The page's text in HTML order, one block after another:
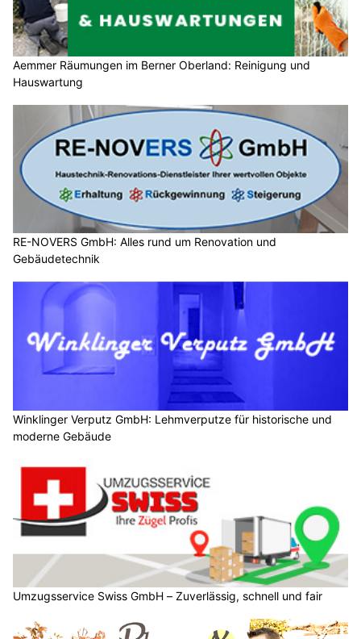
Aemmer Räumungen im Berner Oberland: Reinigung und
Hauswartung
RE-NOVERS GmbH: Alles rund um Renovation und
Gebäudetechnik
Winklinger Verputz GmbH: Lehmverputze für historische und
moderne Gebäude
Umzugsservice Swiss GmbH – Zuverlässig, schnell und fair